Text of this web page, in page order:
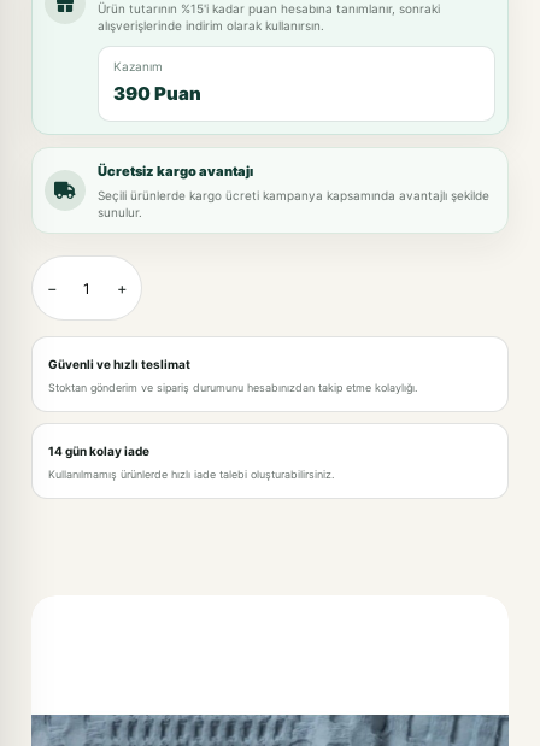
Ürün tutarının %15'i kadar puan hesabına tanımlanır, sonraki
alışverişlerinde indirim olarak kullanırsın.
Kazanım
390 Puan
Ücretsiz kargo avantajı
Seçili ürünlerde kargo ücreti kampanya kapsamında avantajlı şekilde
sunulur.
− +
Güvenli ve hızlı teslimat
Stoktan gönderim ve sipariş durumunu hesabınızdan takip etme kolaylığı.
14 gün kolay iade
Kullanılmamış ürünlerde hızlı iade talebi oluşturabilirsiniz.